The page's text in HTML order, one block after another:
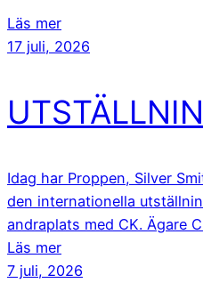
Läs mer
17 juli, 2026
Idag har Proppen, Silver
den internationella
andraplats med CK. Ägare
Läs mer
7 juli, 2026